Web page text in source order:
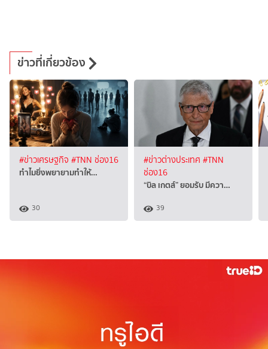
ข่าวที่เกี่ยวข้อง
#ข่าวเศรษฐกิจ #TNN ช่อง16
ทำไมยิ่งพยายามทำให้…
30
#ข่าวต่างประเทศ #TNN
ช่อง16
“บิล เกตส์” ยอมรับ มีควา…
39